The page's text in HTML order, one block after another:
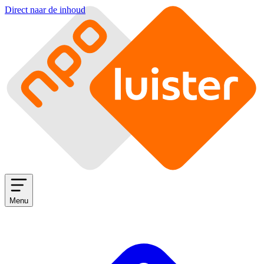
Direct naar de inhoud
Menu